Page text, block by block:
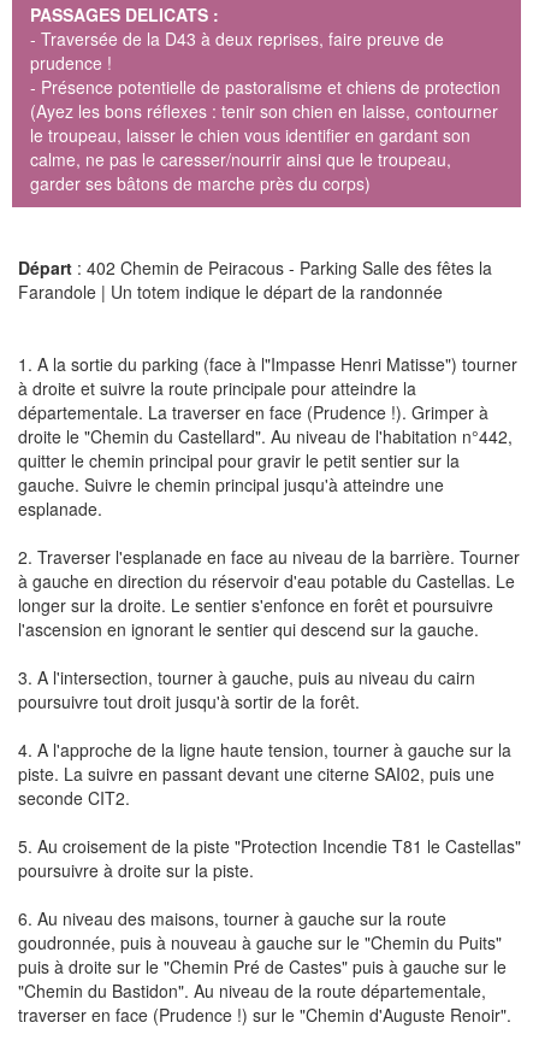
PASSAGES DELICATS :
- Traversée de la D43 à deux reprises, faire preuve de
prudence !
- Présence potentielle de pastoralisme et chiens de protection
(Ayez les bons réflexes : tenir son chien en laisse, contourner
le troupeau, laisser le chien vous identifier en gardant son
calme, ne pas le caresser/nourrir ainsi que le troupeau,
garder ses bâtons de marche près du corps)
Départ : 402 Chemin de Peiracous - Parking Salle des fêtes la
Farandole | Un totem indique le départ de la randonnée
1. A la sortie du parking (face à l"Impasse Henri Matisse") tourner
à droite et suivre la route principale pour atteindre la
départementale. La traverser en face (Prudence !). Grimper à
droite le "Chemin du Castellard". Au niveau de l'habitation n°442,
quitter le chemin principal pour gravir le petit sentier sur la
gauche. Suivre le chemin principal jusqu'à atteindre une
esplanade.
2. Traverser l'esplanade en face au niveau de la barrière. Tourner
à gauche en direction du réservoir d'eau potable du Castellas. Le
longer sur la droite. Le sentier s'enfonce en forêt et poursuivre
l'ascension en ignorant le sentier qui descend sur la gauche.
3. A l'intersection, tourner à gauche, puis au niveau du cairn
poursuivre tout droit jusqu'à sortir de la forêt.
4. A l'approche de la ligne haute tension, tourner à gauche sur la
piste. La suivre en passant devant une citerne SAI02, puis une
seconde CIT2.
5. Au croisement de la piste "Protection Incendie T81 le Castellas"
poursuivre à droite sur la piste.
6. Au niveau des maisons, tourner à gauche sur la route
goudronnée, puis à nouveau à gauche sur le "Chemin du Puits"
puis à droite sur le "Chemin Pré de Castes" puis à gauche sur le
"Chemin du Bastidon". Au niveau de la route départementale,
traverser en face (Prudence !) sur le "Chemin d'Auguste Renoir".